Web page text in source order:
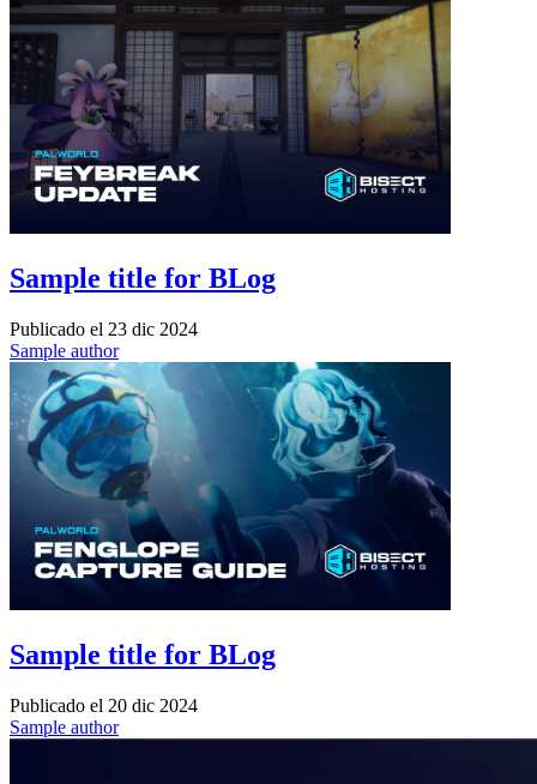
Sample title for BLog
Publicado el 23 dic 2024
Sample author
Sample title for BLog
Publicado el 20 dic 2024
Sample author